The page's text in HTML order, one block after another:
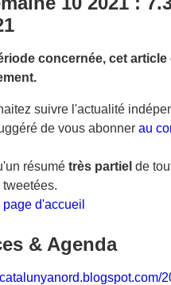
concernée, cet
suivre l'actualité
de vous abonner au
résumé très partiel de
page d'accueil
& Agenda